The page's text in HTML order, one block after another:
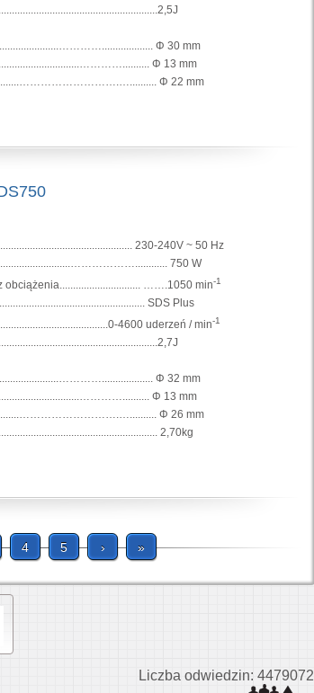
Φ 30 mm
Φ 13 mm
Φ 22 mm
230-240V ~ 50 Hz
750 W
obciążenia.............................. …….1050 min-1
SDS Plus
4600 uderzeń / min-1
Φ 32 mm
Φ 13 mm
Φ 26 mm
2,70kg
4 5 › »
Liczba odwiedzin: 4479072